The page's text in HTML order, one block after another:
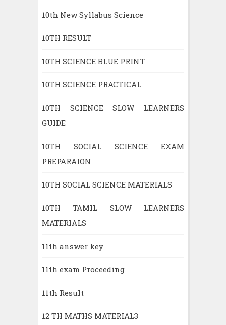
10th New Syllabus Science
10TH RESULT
10TH SCIENCE BLUE PRINT
10TH SCIENCE PRACTICAL
10TH SCIENCE SLOW LEARNERS
GUIDE
10TH SOCIAL SCIENCE EXAM
PREPARAION
10TH SOCIAL SCIENCE MATERIALS
10TH TAMIL SLOW LEARNERS
MATERIALS
11th answer key
11th exam Proceeding
11th Result
12 TH MATHS MATERIAL3